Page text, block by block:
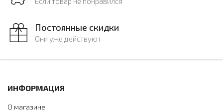
Постоянные скидки
Они уже действуют
ИНФОРМАЦИЯ
О магазине